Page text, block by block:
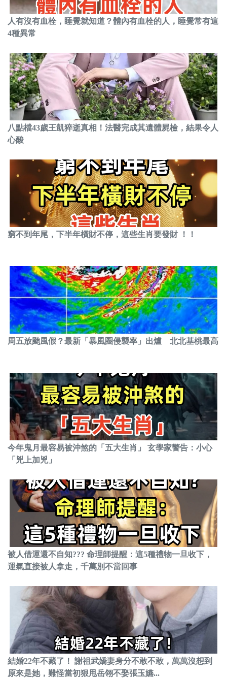
人有沒有血栓，睡覺就知道？體內有血栓的人，睡覺常有這
4種異常
八點檔43歲王凱猝逝真相！法醫完成其遺體屍檢，結果令人
心酸
窮不到年尾，下半年橫財不停，這些生肖要發財 ！！
周五放颱風假？最新「暴風圈侵襲率」出爐 北北基桃最高
今年鬼月最容易被沖煞的「五大生肖」 玄學家警告：小心
「兇上加兇」
被人借運還不自知??? 命理師提醒：這5種禮物一旦收下，
運氣直接被人拿走，千萬別不當回事
結婚22年不藏了！ 謝祖武嬌妻身分不敢不敢，萬萬沒想到
原來是她，難怪當初狠甩岳翎不娶張玉嬿...